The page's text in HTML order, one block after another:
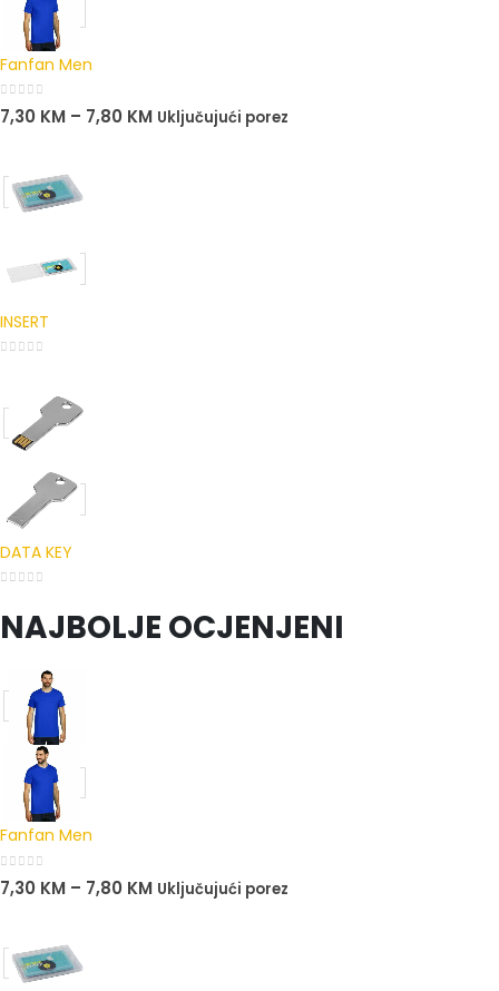
Fanfan Men
0out of 5
7,30 KM – 7,80 KM Uključujući porez
INSERT
DATA KEY
NAJBOLJE OCJENJENI
Fanfan Men
0out of 5
7,30 KM – 7,80 KM Uključujući porez